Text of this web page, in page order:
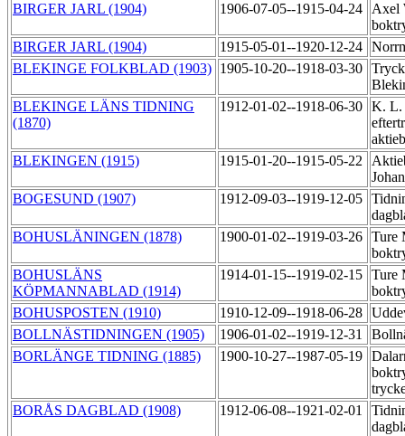
BIRGER JARL (1904)
1906-07-05--1915-04-24
Axel
BIRGER JARL (1904)
1915-05-01--1920-12-24
BLEKINGE FOLKBLAD (1903) 1905-10-20--1918-03-30
BLEKINGE LÄNS TIDNING
(1870)
1912-01-02--1918-06-30 K. L.
BLEKINGEN (1915)
1915-01-20--1915-05-22
BOGESUND (1907)
1912-09-03--1919-12-05
BOHUSLÄNINGEN (1878)
1900-01-02--1919-03-26 Ture
BOHUSLÄNS
KÖPMANNABLAD (1914)
1914-01-15--1919-02-15 Ture
BOHUSPOSTEN (1910)
1910-12-09--1918-06-28
BOLLNÄSTIDNINGEN (1905)
1906-01-02--1919-12-31
BORLÄNGE TIDNING (1885)
1900-10-27--1987-05-19
BORÅS DAGBLAD (1908)
1912-06-08--1921-02-01